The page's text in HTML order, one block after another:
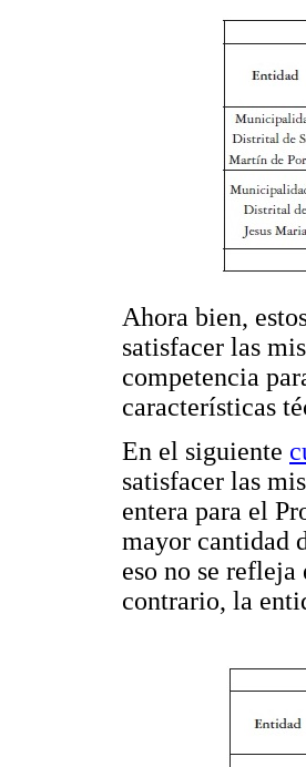
Ahora bien,
satisfacer las
competencia
características
En el siguiente
satisfacer las
entera para el
mayor cantidad
eso no se
contrario, la